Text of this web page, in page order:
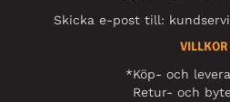
Skicka e-post till:
VILLKOR
*Köp- och
Retur- och